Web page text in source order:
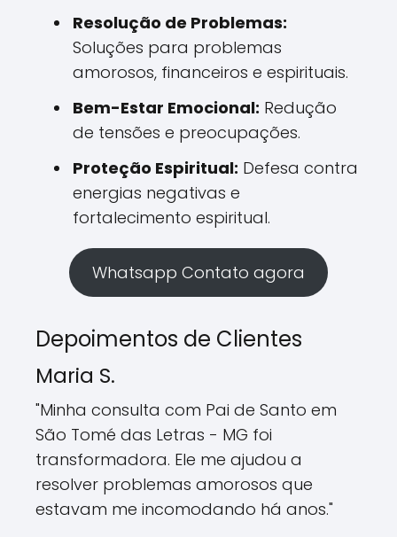
Resolução de Problemas:
Soluções para problemas
amorosos, financeiros e espirituais.
Bem-Estar Emocional: Redução
de tensões e preocupações.
Proteção Espiritual: Defesa contra
energias negativas e
fortalecimento espiritual.
Whatsapp Contato agora
Depoimentos de Clientes
Maria S.
"Minha consulta com Pai de Santo em
São Tomé das Letras - MG foi
transformadora. Ele me ajudou a
resolver problemas amorosos que
estavam me incomodando há anos."